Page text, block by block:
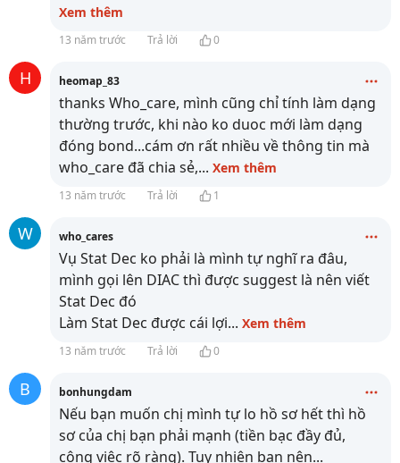
Xem thêm
13 năm trước Trả lời 0
H heomap_83
thanks Who_care, mình cũng chỉ tính làm dạng
thường trước, khi nào ko duoc mới làm dạng
đóng bond...cám ơn rất nhiều về thông tin mà
who_care đã chia sẻ,... Xem thêm
13 năm trước Trả lời 1
W who_cares
Vụ Stat Dec ko phải là mình tự nghĩ ra đâu,
mình gọi lên DIAC thì được suggest là nên viết
Stat Dec đó
Làm Stat Dec được cái lợi... Xem thêm
13 năm trước Trả lời 0
B bonhungdam
Nếu bạn muốn chị mình tự lo hồ sơ hết thì hồ
sơ của chị bạn phải mạnh (tiền bạc đầy đủ,
công việc rõ ràng). Tuy nhiên bạn nên...